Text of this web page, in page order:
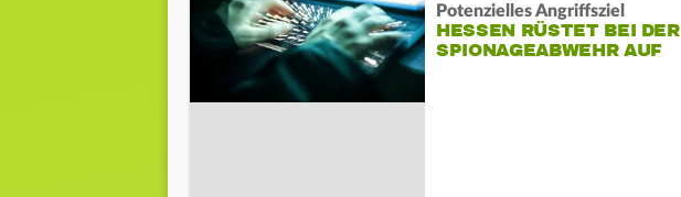
Potenzielles Angriffsziel
HESSEN RÜSTET BEI DER
SPIONAGEABWEHR AUF